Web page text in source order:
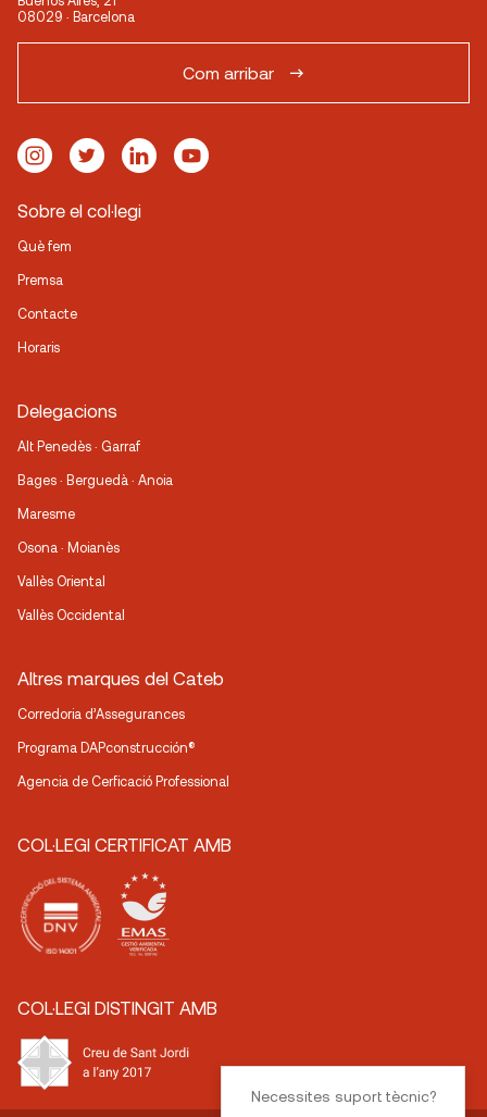
08029 · Barcelona
Com arribar
Sobre el col·legi
Què fem
Premsa
Contacte
Horaris
Delegacions
Alt Penedès · Garraf
Bages · Berguedà · Anoia
Maresme
Osona · Moianès
Vallès Oriental
Vallès Occidental
Altres marques del Cateb
Corredoria d’Assegurances
Programa DAPconstrucción®
Agencia de Cerficació Professional
COL·LEGI CERTIFICAT AMB
COL·LEGI DISTINGIT AMB
Necessites suport tècnic?